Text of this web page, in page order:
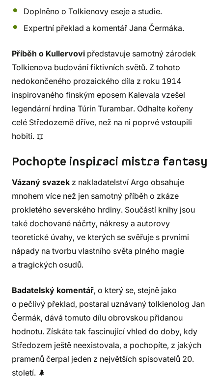
Doplněno o Tolkienovy eseje a studie.
Expertní překlad a komentář Jana Čermáka.
Příběh o Kullervovi představuje samotný zárodek
Tolkienova budování fiktivních světů. Z tohoto
nedokončeného prozaického díla z roku 1914
inspirovaného finským eposem Kalevala vzešel
legendární hrdina Túrin Turambar. Odhalte kořeny
celé Středozemě dříve, než na ni poprvé vstoupili
hobiti. 📖
Pochopte inspiraci mistra fantasy
Vázaný svazek z nakladatelství Argo obsahuje
mnohem více než jen samotný příběh o zkáze
prokletého severského hrdiny. Součástí knihy jsou
také dochované náčrty, nákresy a autorovy
teoretické úvahy, ve kterých se svěřuje s prvními
nápady na tvorbu vlastního světa plného magie
a tragických osudů.
Badatelský komentář, o který se, stejně jako
o pečlivý překlad, postaral uznávaný tolkienolog Jan
Čermák, dává tomuto dílu obrovskou přidanou
hodnotu. Získáte tak fascinující vhled do doby, kdy
Středozem ještě neexistovala, a pochopíte, z jakých
pramenů čerpal jeden z největších spisovatelů 20.
století. 🌲